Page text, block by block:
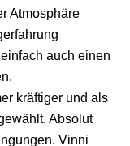
Atmosphäre
auch einen
kräftiger und als
Absolut
Vinni